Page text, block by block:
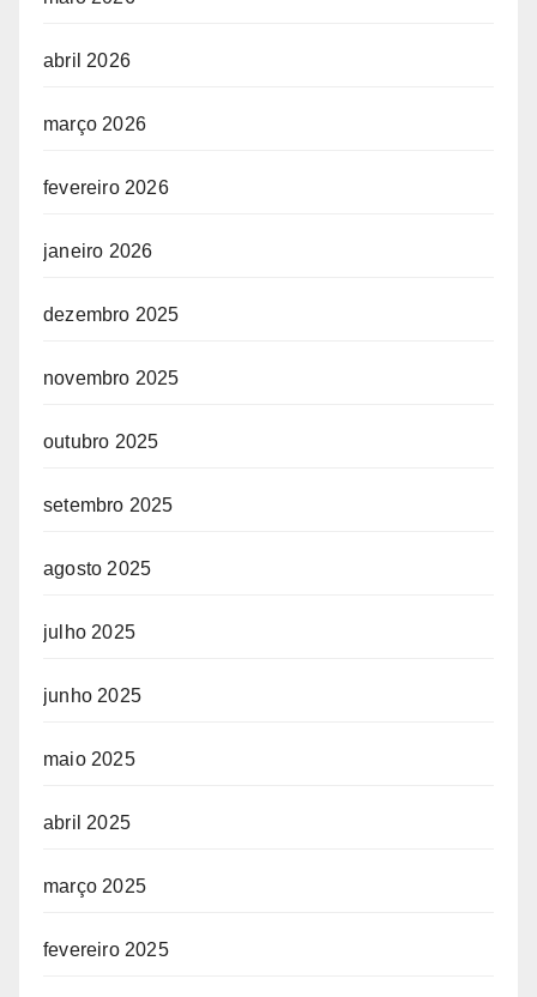
abril 2026
março 2026
fevereiro 2026
janeiro 2026
dezembro 2025
novembro 2025
outubro 2025
setembro 2025
agosto 2025
julho 2025
junho 2025
maio 2025
abril 2025
março 2025
fevereiro 2025